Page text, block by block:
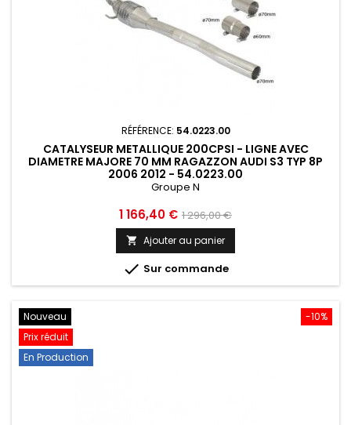
RÉFÉRENCE: 54.0223.00
CATALYSEUR METALLIQUE 200CPSI - LIGNE AVEC
DIAMETRE MAJORE 70 MM RAGAZZON AUDI S3 TYP 8P
2006 2012 - 54.0223.00
Groupe N
Prix
1 166,40 € Prix
de
base
1 296,00 €
 Ajouter au panier
 Sur commande
-10%
Nouveau
Prix réduit
En Production